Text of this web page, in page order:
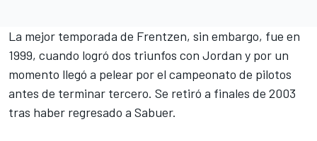
La mejor temporada de Frentzen, sin embargo, fue en
1999, cuando logró dos triunfos con Jordan y por un
momento llegó a pelear por el campeonato de pilotos
antes de terminar tercero. Se retiró a finales de 2003
tras haber regresado a Sabuer.